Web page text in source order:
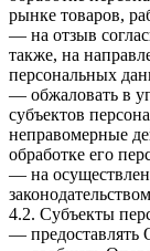
рынке товаров,
— на отзыв
также, на
персональных
— обжаловать в
субъектов
неправомерные
обработке его
— на
4.2. Субъекты
— предоставлять